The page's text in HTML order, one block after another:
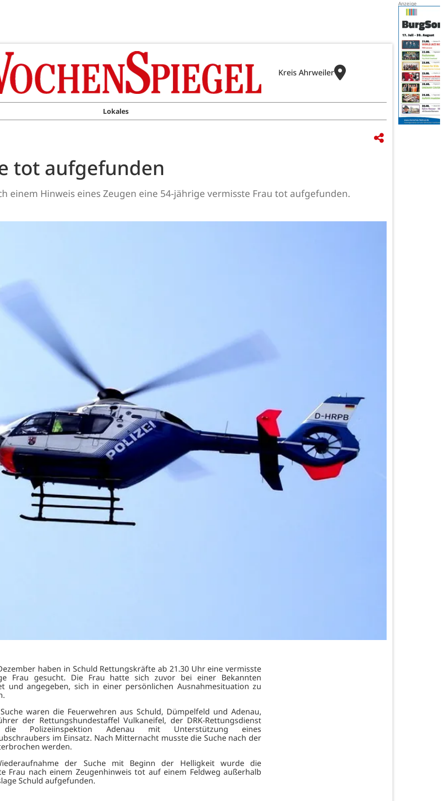
Kreis Ahrweiler
Lokales
tot aufgefunden
einem Hinweis eines Zeugen eine 54-jährige vermisste Frau tot aufgefunden.
haben in Schuld Rettungskräfte ab 21.30 Uhr eine vermisste
Frau gesucht. Die Frau hatte sich zuvor bei einer Bekannten
und angegeben, sich in einer persönlichen Ausnahmesituation zu
waren die Feuerwehren aus Schuld, Dümpelfeld und Adenau,
der Rettungshundestaffel Vulkaneifel, der DRK-Rettungsdienst
Polizeiinspektion Adenau mit Unterstützung eines
im Einsatz. Nach Mitternacht musste die Suche nach der
werden.
der Suche mit Beginn der Helligkeit wurde die
Frau nach einem Zeugenhinweis tot auf einem Feldweg außerhalb
Schuld aufgefunden.